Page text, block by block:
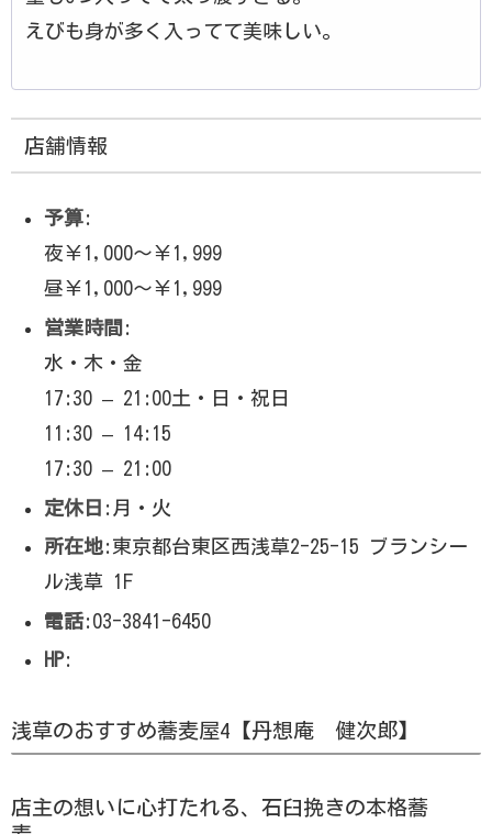
えびも身が多く入ってて美味しい。
店舗情報
予算:
夜￥1,000～￥1,999
昼￥1,000～￥1,999
営業時間 :
水・木・金
17:30 – 21:00土・日・祝日
11:30 – 14:15
17:30 – 21:00
定休日 :月・火
所在地:東京都台東区西浅草2-25-15 ブランシー
ル浅草 1F
電話:03-3841-6450
HP:
浅草のおすすめ蕎麦屋4【丹想庵 健次郎】
店主の想いに心打たれる、石臼挽きの本格蕎